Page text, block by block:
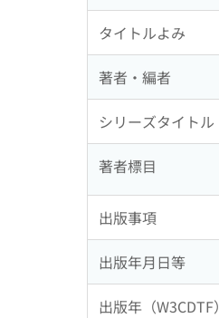
タイトルよみ
著者・編者
シリーズタイトル
著者標目
出版事項
出版年月日等
出版年（W3CDTF）